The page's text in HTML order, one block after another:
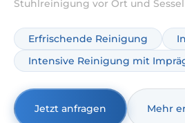
Stuhlreinigung vor Ort und
und planbar. Wenn Sie Stühle
entfernen wir Flecken und
abgestimmt auf Stoff,
Erfrischende Reinigung
Intensive Reinigung mit
Jetzt anfragen Mehr